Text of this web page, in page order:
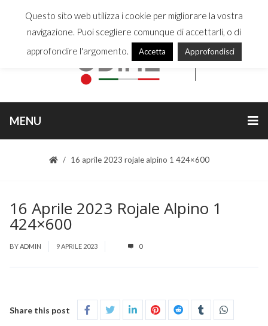
MENU
16 aprile 2023 rojale alpino 1 424×600
16 Aprile 2023 Rojale Alpino 1
424×600
BYADMIN 9 APRILE 2023 0
Share this post
Questo sito web utilizza i cookie per migliorare la vostra
navigazione. Puoi scegliere comunque di accettarli, o di
approfondire l'argomento.
Accetta Approfondisci